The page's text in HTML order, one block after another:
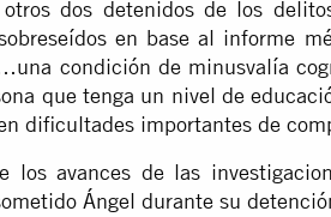
dos detenidos de los
en base al informe
condición de minusvalía
que tenga un nivel de
dificultades importantes de
los avances de las
Ángel durante su